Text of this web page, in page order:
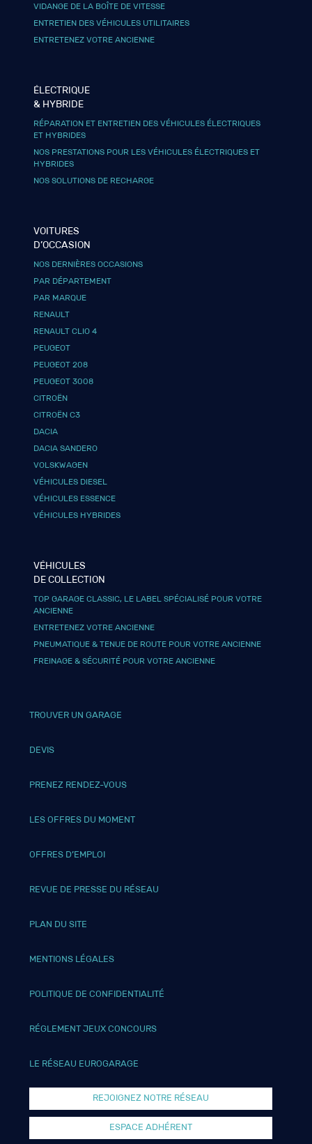
VIDANGE DE LA BOÎTE DE VITESSE
ENTRETIEN DES VÉHICULES UTILITAIRES
ENTRETENEZ VOTRE ANCIENNE
ÉLECTRIQUE
& HYBRIDE
RÉPARATION ET ENTRETIEN DES VÉHICULES ÉLECTRIQUES
ET HYBRIDES
NOS PRESTATIONS POUR LES VÉHICULES ÉLECTRIQUES ET
HYBRIDES
NOS SOLUTIONS DE RECHARGE
VOITURES
D’OCCASION
NOS DERNIÈRES OCCASIONS
PAR DÉPARTEMENT
PAR MARQUE
RENAULT
RENAULT CLIO 4
PEUGEOT
PEUGEOT 208
PEUGEOT 3008
CITROËN
CITROËN C3
DACIA
DACIA SANDERO
VOLSKWAGEN
VÉHICULES DIESEL
VÉHICULES ESSENCE
VÉHICULES HYBRIDES
VÉHICULES
DE COLLECTION
TOP GARAGE CLASSIC, LE LABEL SPÉCIALISÉ POUR VOTRE
ANCIENNE
ENTRETENEZ VOTRE ANCIENNE
PNEUMATIQUE & TENUE DE ROUTE POUR VOTRE ANCIENNE
FREINAGE & SÉCURITÉ POUR VOTRE ANCIENNE
TROUVER UN GARAGE
DEVIS
PRENEZ RENDEZ-VOUS
LES OFFRES DU MOMENT
OFFRES D’EMPLOI
REVUE DE PRESSE DU RÉSEAU
PLAN DU SITE
MENTIONS LÉGALES
POLITIQUE DE CONFIDENTIALITÉ
RÉGLEMENT JEUX CONCOURS
LE RÉSEAU EUROGARAGE
REJOIGNEZ NOTRE RÉSEAU
ESPACE ADHÉRENT